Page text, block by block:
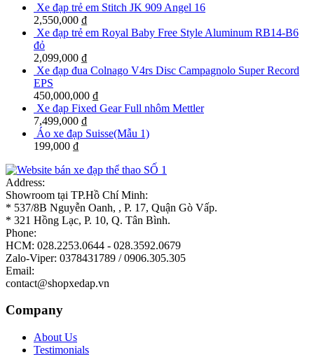
Xe đạp trẻ em Stitch JK 909 Angel 16
2,550,000 ₫
Xe đạp trẻ em Royal Baby Free Style Aluminum RB14-B6
đỏ
2,099,000 ₫
Xe đạp đua Colnago V4rs Disc Campagnolo Super Record
EPS
450,000,000 ₫
Xe đạp Fixed Gear Full nhôm Mettler
7,499,000 ₫
Áo xe đạp Suisse(Mẫu 1)
199,000 ₫
Address:
Showroom tại TP.Hồ Chí Minh:
* 537/8B Nguyễn Oanh, , P. 17, Quận Gò Vấp.
* 321 Hồng Lạc, P. 10, Q. Tân Bình.
Phone:
HCM: 028.2253.0644 - 028.3592.0679
Zalo-Viper: 0378431789 / 0906.305.305
Email:
contact@shopxedap.vn
Company
About Us
Testimonials